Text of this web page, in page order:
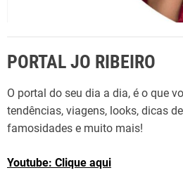
PORTAL JO RIBEIRO
O portal do seu dia a dia, é o que
tendências, viagens, looks, dicas
famosidades e muito mais!
Youtube: Clique aqui